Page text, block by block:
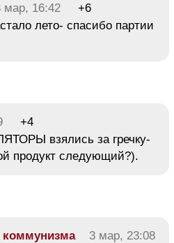
мар, 16:42
+6
лето- спасибо партии
+4
взялись за гречку-
продукт следующий?).
коммунизма
3 мар, 23:08